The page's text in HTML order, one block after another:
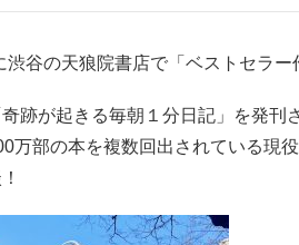
渋谷の天狼院書店で「ベストセラ
跡が起きる毎朝１分日記」を発刊
万部の本を複数回出されている現